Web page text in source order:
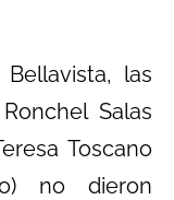
las
Salas
Toscano
no dieron